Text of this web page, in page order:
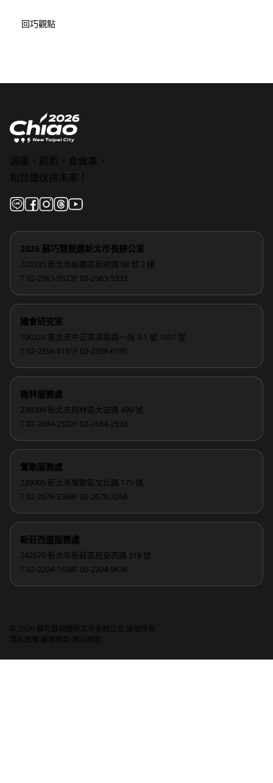
回巧觀點
溫暖、創新、會做事，
和您做伙拚未來！
2026 蘇巧慧競選新北市長辦公室
220335 新北市板橋區新府路 88 號 2 樓
T 02-2963-5523F 02-2963-5323
國會研究室
100224 臺北市中正區濟南路一段 3-1 號 1007 室
T 02-2358-6191 F 02-2358-6195
樹林服務處
238009 新北市樹林區大安路 499 號
T 02-2684-2522F 02-2684-2533
鶯歌服務處
239005 新北市鶯歌區文化路 175 號
T 02-2678-3368F 02-2678-2268
新莊西盛服務處
242070 新北市新莊區民安西路 319 號
T 02-2204-1638F 02-2204-9636
© 2026 蘇巧慧競選新北市長辦公室 版權所有
隱私政策 · 服務條款 · 網站地圖